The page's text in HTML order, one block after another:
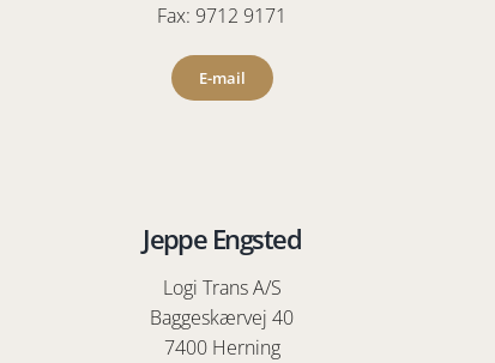
Fax: 9712 9171
E-mail
Jeppe Engsted
Logi Trans A/S
Baggeskærvej 40
7400 Herning